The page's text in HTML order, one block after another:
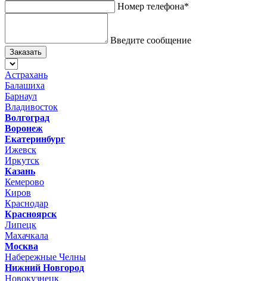
Номер телефона*
Введите сообщение
Заказать
Астрахань
Балашиха
Барнаул
Владивосток
Волгоград
Воронеж
Екатеринбург
Ижевск
Иркутск
Казань
Кемерово
Киров
Краснодар
Красноярск
Липецк
Махачкала
Москва
Набережные Челны
Нижний Новгород
Новокузнецк